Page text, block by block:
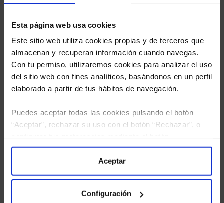
Esta página web usa cookies
Este sitio web utiliza cookies propias y de terceros que
almacenan y recuperan información cuando navegas.
Con tu permiso, utilizaremos cookies para analizar el uso
del sitio web con fines analíticos, basándonos en un perfil
elaborado a partir de tus hábitos de navegación.
Puedes aceptar todas las cookies pulsando el botón
“Aceptar”, rechazar su uso con el botón “Rechazar”, o
“Configuración”. Consulta nuestraPolítica
para más información.
Aceptar
Configuración
He leídola política de privacidady consiento el
tratamiento de mis datos personales.